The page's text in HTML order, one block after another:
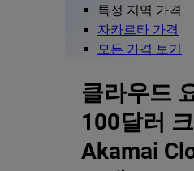
특정 지역 가격
자카르타 가격
모든 가격 보기
클라우드
100달러
Akamai